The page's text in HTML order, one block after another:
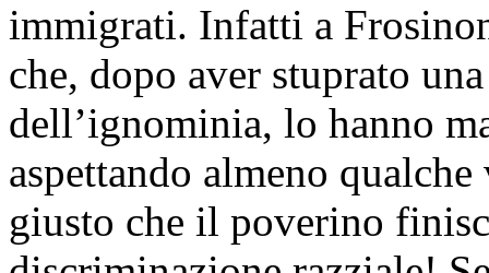
immigrati. Infatti a
che, dopo aver stuprato
dell’ignominia, lo hanno
aspettando almeno
giusto che il poverino